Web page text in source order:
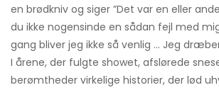
en brødkniv og siger ”Det var en eller
du ikke nogensinde en sådan fejl med
gang bliver jeg ikke så venlig ... Jeg
I årene, der fulgte showet, afslørede
berømtheder virkelige historier, der lød